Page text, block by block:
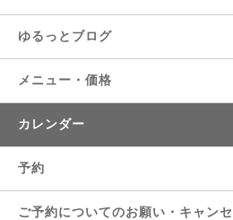
ゆるっとブログ
メニュー・価格
カレンダー
予約
ご予約についてのお願い・キャン